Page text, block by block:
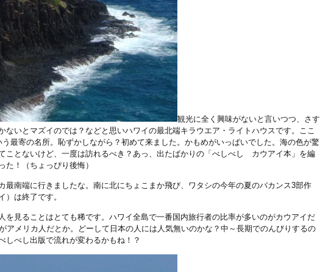
観光に全く興味がないと言いつつ、さす
ないとマズイのでは？などと思いハワイの最北端キラウエア・ライトハウスです。ここ
最寄の名所。恥ずかしながら？初めて来ました。かもめがいっぱいでした。海の色が驚
ことないけど、一度は訪れるべき？あっ、出たばかりの「べしべし カウアイ本」を編
た！（ちょっぴり後悔）
最南端に行きましたな。南に北にちょこまか飛び、ワタシの今年の夏のバカンス3部作
）は終了です。
を見ることはとても稀です。ハワイ全島で一番国内旅行者の比率が多いのがカウアイだ
アメリカ人だとか。どーして日本の人には人気無いのかな？中～長期でのんびりするの
しべし出版で流れが変わるかもね！？